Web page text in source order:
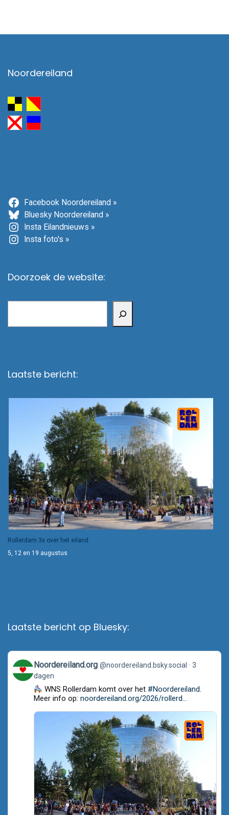
Noordereiland
Facebook Noordereiland »
Bluesky Noordereiland »
Insta Eilandnieuws »
Insta foto's »
Doorzoek de website:
Laatste bericht:
Rollerdam 3x over het eiland
5, 12 en 19 augustus
Laatste bericht op Bluesky:
View
post
by
Noordereiland.org
Bluesky
Noordereiland.org @noordereiland.bsky.social
3
dagen
WNS Rollerdam komt over het #Noordereiland.
Meer info op: noordereiland.org/2026/rollerd...